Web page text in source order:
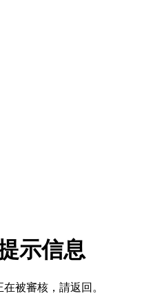
示信息
被審核，請返回。